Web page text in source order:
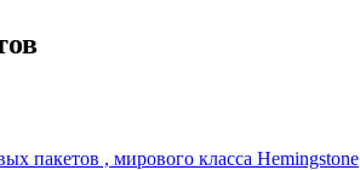
пакетов , мирового класса Hemingstone